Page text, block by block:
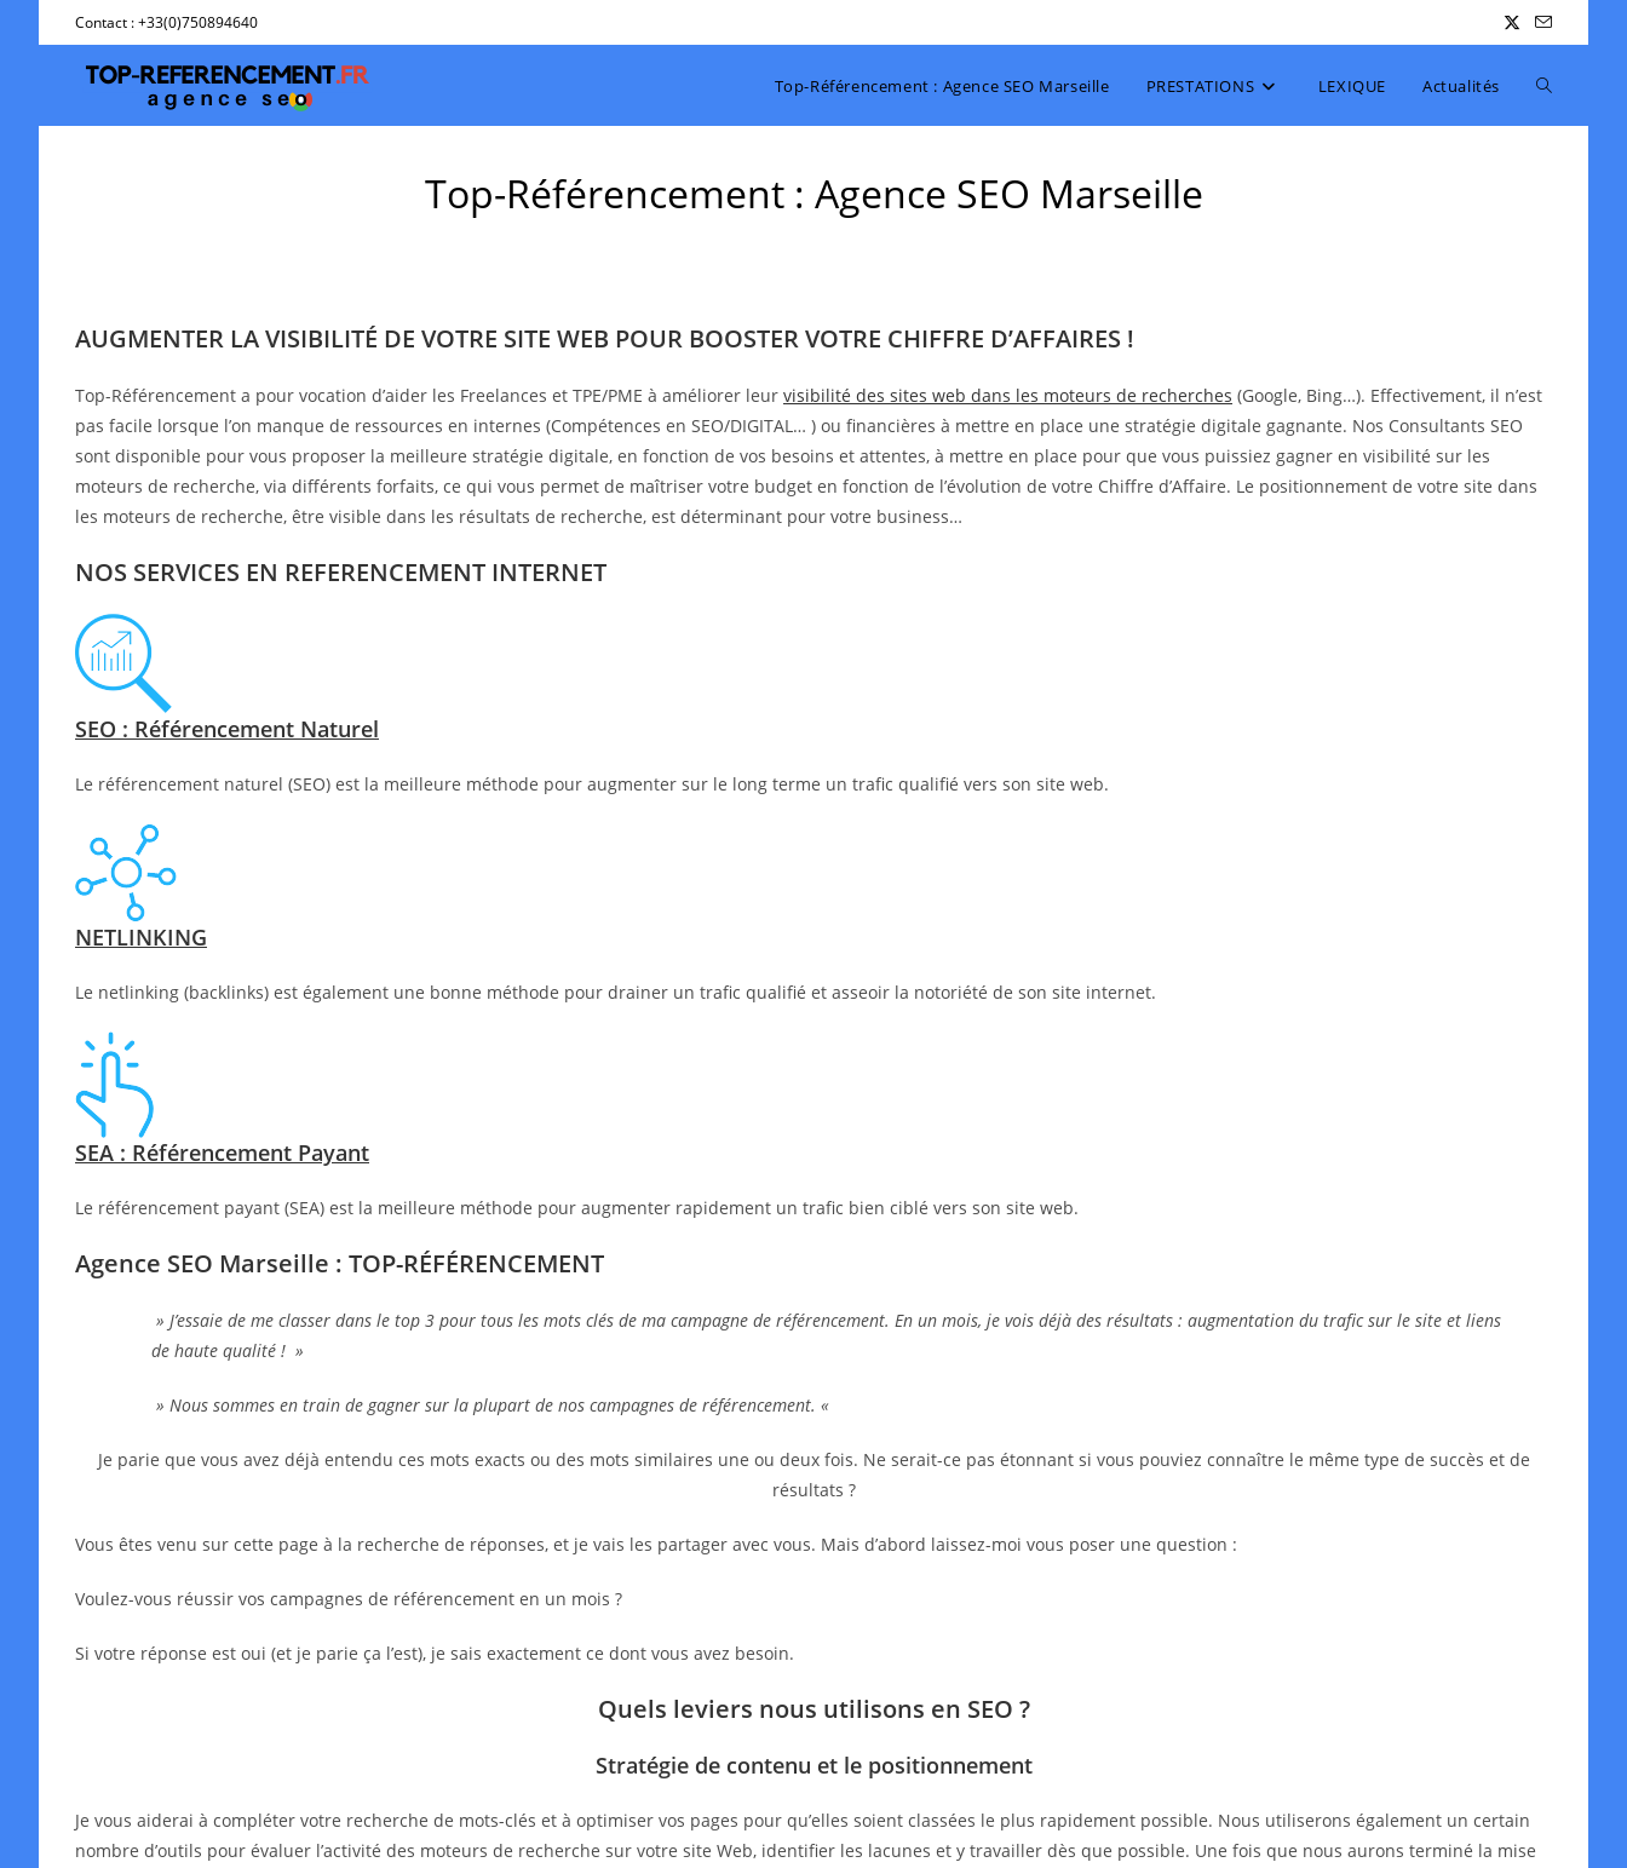
Contact : +33(0)750894640
Top-Référencement : Agence SEO Marseille PRESTATIONS LEXIQUE Actualités Toggle
Top-Référencement : Agence SEO Marseille
AUGMENTER LA VISIBILITÉ DE VOTRE SITE WEB POUR BOOSTER VOTRE CHIFFRE D’AFFAIRES !
Top-Référencement a pour vocation d’aider les Freelances et TPE/PME à améliorer leur visibilité des sites web dans les moteurs de recherches (Google, Bing…). Effectivement, il n’est
pas facile lorsque l’on manque de ressources en internes (Compétences en SEO/DIGITAL… ) ou financières à mettre en place une stratégie digitale gagnante. Nos Consultants SEO
sont disponible pour vous proposer la meilleure stratégie digitale, en fonction de vos besoins et attentes, à mettre en place pour que vous puissiez gagner en visibilité sur les
moteurs de recherche, via différents forfaits, ce qui vous permet de maîtriser votre budget en fonction de l’évolution de votre Chiffre d’Affaire. Le positionnement de votre site dans
les moteurs de recherche, être visible dans les résultats de recherche, est déterminant pour votre business…
NOS SERVICES EN REFERENCEMENT INTERNET
SEO : Référencement Naturel
Le référencement naturel (SEO) est la meilleure méthode pour augmenter sur le long terme un trafic qualifié vers son site web.
NETLINKING
Le netlinking (backlinks) est également une bonne méthode pour drainer un trafic qualifié et asseoir la notoriété de son site internet.
SEA : Référencement Payant
Le référencement payant (SEA) est la meilleure méthode pour augmenter rapidement un trafic bien ciblé vers son site web.
Agence SEO Marseille : TOP-RÉFÉRENCEMENT
» J’essaie de me classer dans le top 3 pour tous les mots clés de ma campagne de référencement. En un mois, je vois déjà des résultats : augmentation du trafic sur le site et liens
de haute qualité ! »
» Nous sommes en train de gagner sur la plupart de nos campagnes de référencement. «
Je parie que vous avez déjà entendu ces mots exacts ou des mots similaires une ou deux fois. Ne serait-ce pas étonnant si vous pouviez connaître le même type de succès et de
résultats ?
Vous êtes venu sur cette page à la recherche de réponses, et je vais les partager avec vous. Mais d’abord laissez-moi vous poser une question :
Voulez-vous réussir vos campagnes de référencement en un mois ?
Si votre réponse est oui (et je parie ça l’est), je sais exactement ce dont vous avez besoin.
Quels leviers nous utilisons en SEO ?
Stratégie de contenu et le positionnement
Je vous aiderai à compléter votre recherche de mots-clés et à optimiser vos pages pour qu’elles soient classées le plus rapidement possible. Nous utiliserons également un certain
nombre d’outils pour évaluer l’activité des moteurs de recherche sur votre site Web, identifier les lacunes et y travailler dès que possible. Une fois que nous aurons terminé la mise